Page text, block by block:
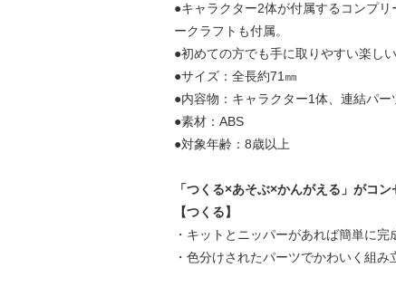
●キャラクター2体が付属するコンプ
ークラフトも付属。
●初めての方でも手に取りやすい楽し
●サイズ：全長約71㎜
●内容物：キャラクター1体、連結パー
●素材：ABS
●対象年齢：8歳以上
「つくる×あそぶ×かんがえる」がコ
【つくる】
・キットとニッパーがあれば簡単に完
・色分けされたパーツでかわいく組み